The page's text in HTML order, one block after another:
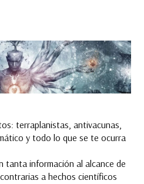
terraplanistas, antivacunas,
y todo lo que se te ocurra
tanta información al alcance de
a hechos científicos